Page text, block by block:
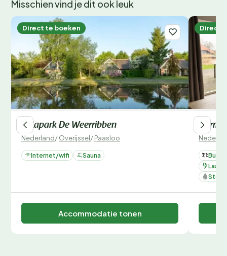
Misschien vind je dit ook leuk
Direct te boeken
Villapark De Weerribben
Nederland/Overijssel/Paasloo
Internet/wifi Sauna
Accommodatie tonen
Direct